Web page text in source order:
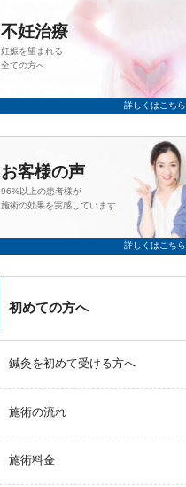
不妊治療
妊娠を望まれる
全ての方へ
詳しくはこちら
お客様の声
96%以上の患者様が
施術の効果を実感しています
詳しくはこちら
初めての方へ
鍼灸を初めて受ける方へ
施術の流れ
施術料金